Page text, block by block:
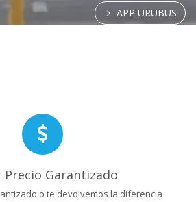
APP URUBUS
Precio Garantizado
o te devolvemos la diferencia